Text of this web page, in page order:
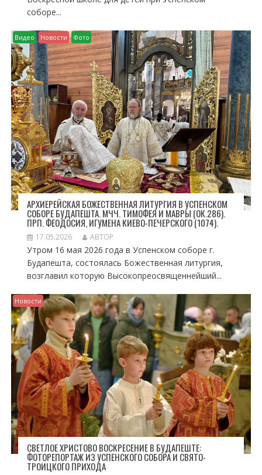
соборе...
Видео Новости Фото
АРХИЕРЕЙСКАЯ БОЖЕСТВЕННАЯ ЛИТУРГИЯ В УСПЕНСКОМ
СОБОРЕ БУДАПЕШТА. МЧЧ. ТИМОФЕЯ И МАВРЫ (ОК.286).
ПРП. ФЕОДОСИЯ, ИГУМЕНА КИЕВО-ПЕЧЕРСКОГО (1074).
17.05.2026 АВТОР
Утром 16 мая 2026 года в Успенском соборе г.
Будапешта, состоялась Божественная литургия,
возглавил которую Высокопреосвященнейший...
Новости
СВЕТЛОЕ ХРИСТОВО ВОСКРЕСЕНИЕ В БУДАПЕШТЕ:
ФОТОРЕПОРТАЖ ИЗ УСПЕНСКОГО СОБОРА И СВЯТО-
ТРОИЦКОГО ПРИХОДА